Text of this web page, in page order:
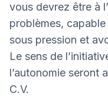
vous devrez être à
problèmes,
sous pression et
Le sens de
l’autonomie seront
C.V.